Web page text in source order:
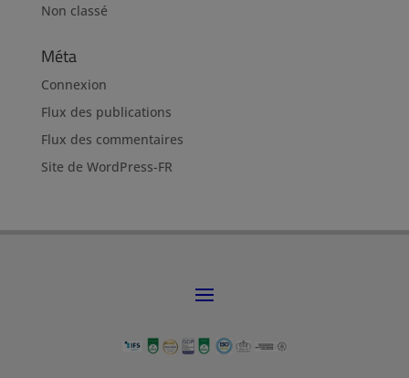
Non classé
Méta
Connexion
Flux des publications
Flux des commentaires
Site de WordPress-FR